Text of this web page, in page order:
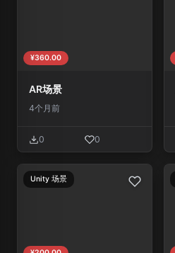
¥360.00
AR场景
4个月前
0 0
Unity 场景